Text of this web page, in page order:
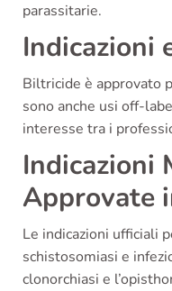
parassitarie.
Indicazioni
Biltricide è approvato
sono anche usi off-
interesse tra i
Indicazioni
Approvate
Le indicazioni ufficiali
schistosomiasi e
clonorchiasi e